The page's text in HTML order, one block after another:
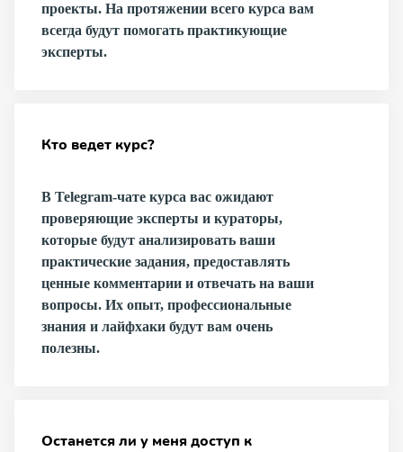
проекты. На протяжении всего курса вам
всегда будут помогать практикующие
эксперты.
Кто ведет курс?
В Telegram-чате курса вас ожидают
проверяющие эксперты и кураторы,
которые будут анализировать ваши
практические задания, предоставлять
ценные комментарии и отвечать на ваши
вопросы. Их опыт, профессиональные
знания и лайфхаки будут вам очень
полезны.
Останется ли у меня доступ к